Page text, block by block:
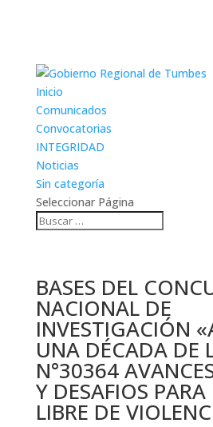
Inicio
Comunicados
Convocatorias
INTEGRIDAD
Noticias
Sin categoría
Seleccionar Página
BASES DEL
NACIONAL DE
INVESTIGACIÓN
UNA DÉCADA DE
N°30364
Y DESAFIOS
LIBRE DE